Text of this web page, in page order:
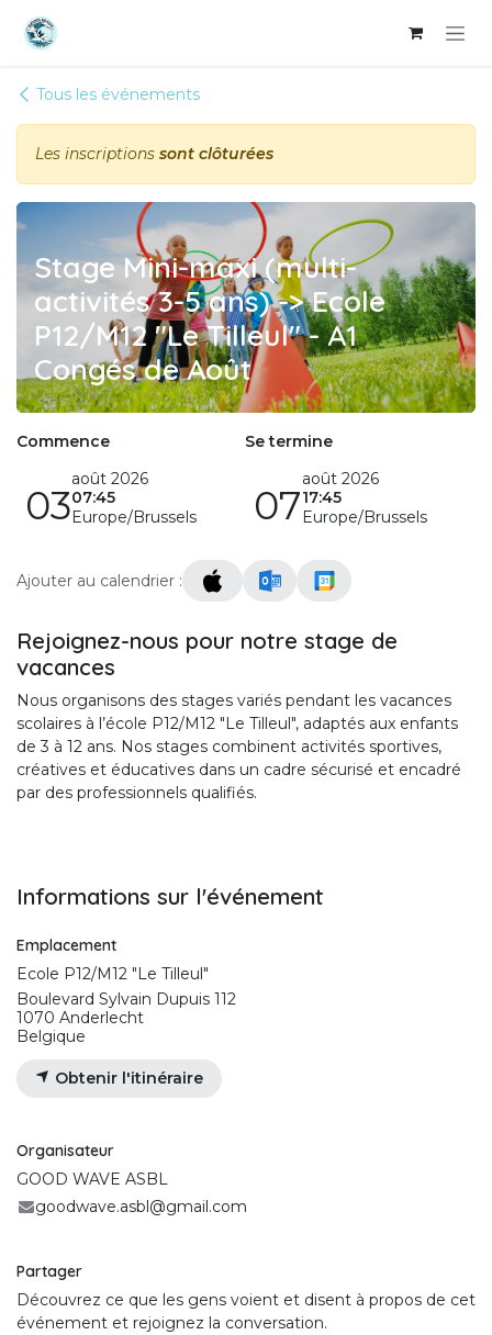
Tous les événements
Les inscriptions sont clôturées
Stage Mini-maxi (multi-
activités 3-5 ans) -> Ecole
P12/M12 "Le Tilleul" - A1
Congés de Août
Commence
03
août 2026
07:45
Europe/Brussels
Se termine
07
août 2026
17:45
Europe/Brussels
Ajouter au calendrier :
Rejoignez-nous pour notre stage de
vacances
Nous organisons des stages variés pendant les vacances
scolaires à l’école P12/M12 "Le Tilleul", adaptés aux enfants
de 3 à 12 ans. Nos stages combinent activités sportives,
créatives et éducatives dans un cadre sécurisé et encadré
par des professionnels qualifiés.
Informations sur l'événement
Emplacement
Ecole P12/M12 "Le Tilleul"
Boulevard Sylvain Dupuis 112
1070 Anderlecht
Belgique
Obtenir l'itinéraire
Organisateur
GOOD WAVE ASBL
goodwave.asbl@gmail.com
Partager
Découvrez ce que les gens voient et disent à propos de cet
événement et rejoignez la conversation.